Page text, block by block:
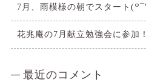
7月、雨模様の朝でスタート
花兆庵の7月献立勉強会に参加！
最近のコメント